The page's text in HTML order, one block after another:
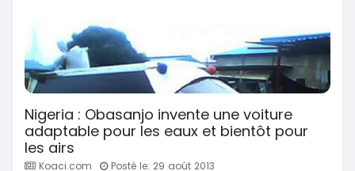
Nigeria : Obasanjo invente une voiture
adaptable pour les eaux et bientôt pour
les airs
Koaci.com Posté le: 29 août 2013